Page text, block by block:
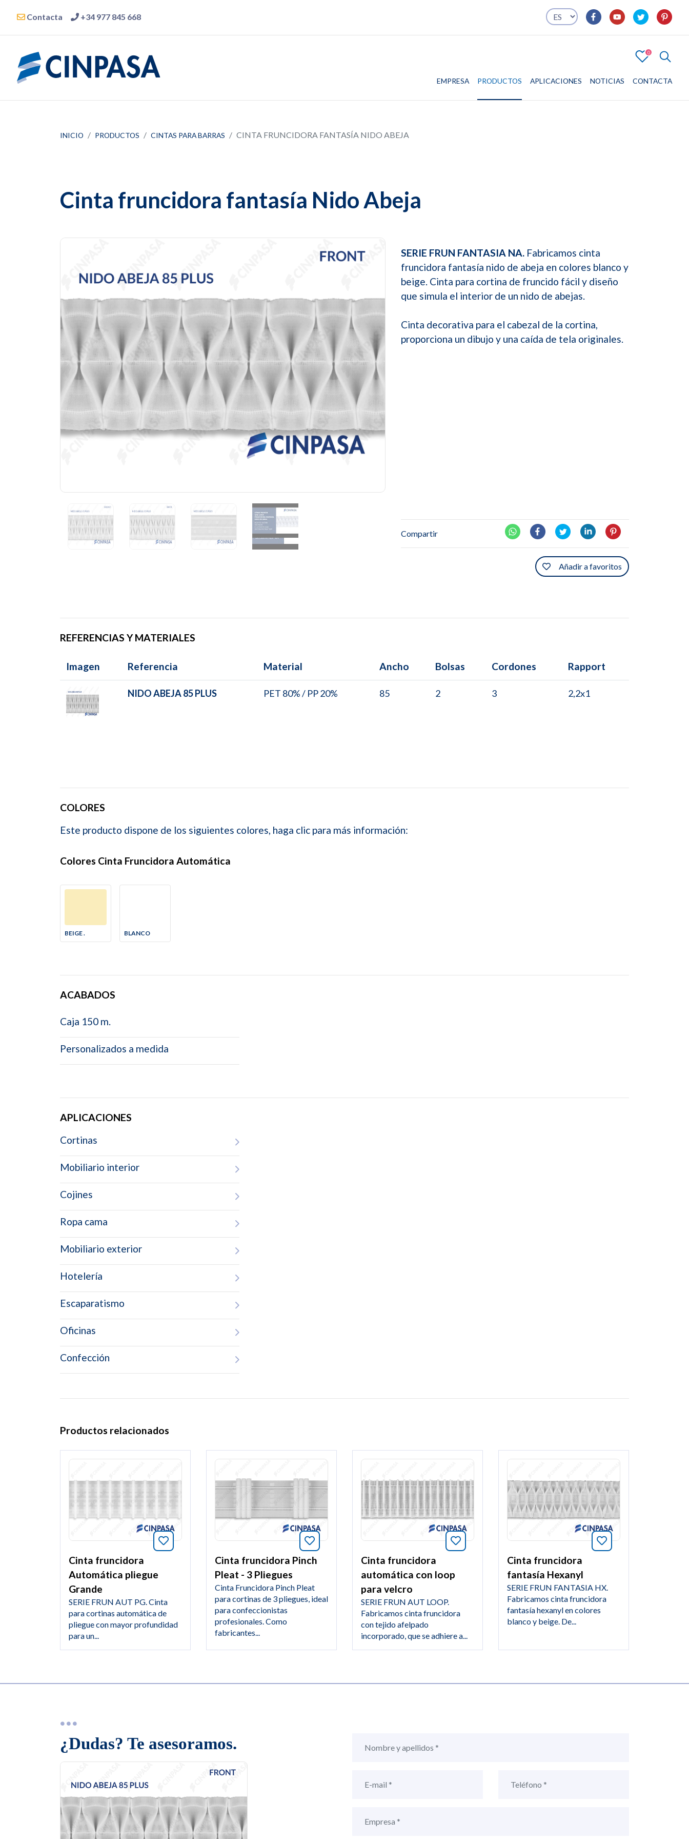
Contacta +34 977 845 668
0
EMPRESA PRODUCTOS APLICACIONES NOTICIAS CONTACTA
4
EMPRESA PRODUCTOS APLICACIONES CONTACTA
INICIO PRODUCTOS CINTAS PARA BARRAS CINTA FRUNCIDORA FANTASÍA NIDO ABEJA
Cinta fruncidora fantasía Nido Abeja
SERIE FRUN FANTASIA NA. Fabricamos cinta
fruncidora fantasía nido de abeja en colores blanco y
beige. Cinta para cortina de fruncido fácil y diseño
que simula el interior de un nido de abejas.
Cinta decorativa para el cabezal de la cortina,
proporciona un dibujo y una caída de tela originales.
Compartir
Añadir a favoritos
REFERENCIAS Y MATERIALES
Imagen Referencia Material Ancho Bolsas Cordones Rapport
NIDO ABEJA 85 PLUS PET 80% / PP 20% 85 2 3 2,2x1
COLORES
Este producto dispone de los siguientes colores, haga clic para más información:
Colores Cinta Fruncidora Automática
BEIGE . BLANCO
ACABADOS
Caja 150 m.
Personalizados a medida
APLICACIONES
Cortinas
Mobiliario interior
Cojines
Ropa cama
Mobiliario exterior
Hotelería
Escaparatismo
Oficinas
Confección
Productos relacionados
Añade a favoritos este artículo
Cinta fruncidora
Automática pliegue
Grande
SERIE FRUN AUT PG. Cinta
para cortinas automática de
pliegue con mayor profundidad
para un...
Añade a favoritos este artículo
Cinta fruncidora Pinch
Pleat - 3 Pliegues
Cinta Fruncidora Pinch Pleat
para cortinas de 3 pliegues, ideal
para confeccionistas
profesionales. Como
fabricantes...
Añade a favoritos este artículo
Cinta fruncidora
automática con loop
para velcro
SERIE FRUN AUT LOOP.
Fabricamos cinta fruncidora
con tejido afelpado
incorporado, que se adhiere a...
Añade a favoritos
Cinta fruncidora
fantasía Hexanyl
SERIE FRUN FANTASIA HX.
Fabricamos cinta fruncidora
fantasía hexanyl en colores
blanco y beige. De...
¿Dudas? Te asesoramos.